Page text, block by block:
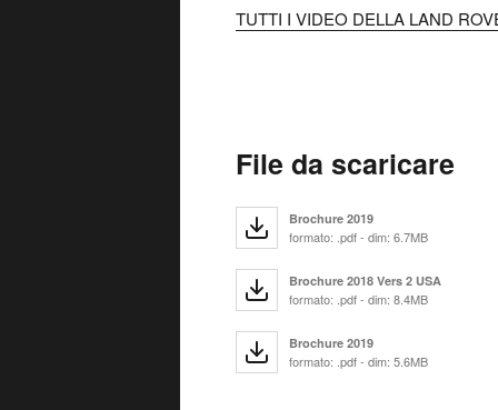
TUTTI I VIDEO DELLA LAND
File da scaricare
Brochure 2019
formato: .pdf - dim: 6.7MB
Brochure 2018 Vers 2 USA
formato: .pdf - dim: 8.4MB
Brochure 2019
formato: .pdf - dim: 5.6MB